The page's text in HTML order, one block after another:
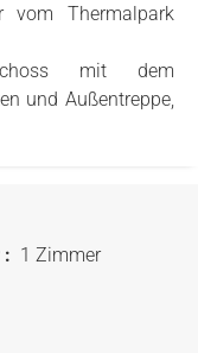
vom Thermalpark
mit dem
und Außentreppe,
: 1 Zimmer